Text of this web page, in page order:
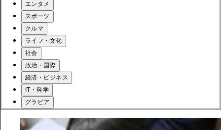
エンタメ
スポーツ
クルマ
ライフ・文化
社会
政治・国際
経済・ビジネス
IT・科学
グラビア